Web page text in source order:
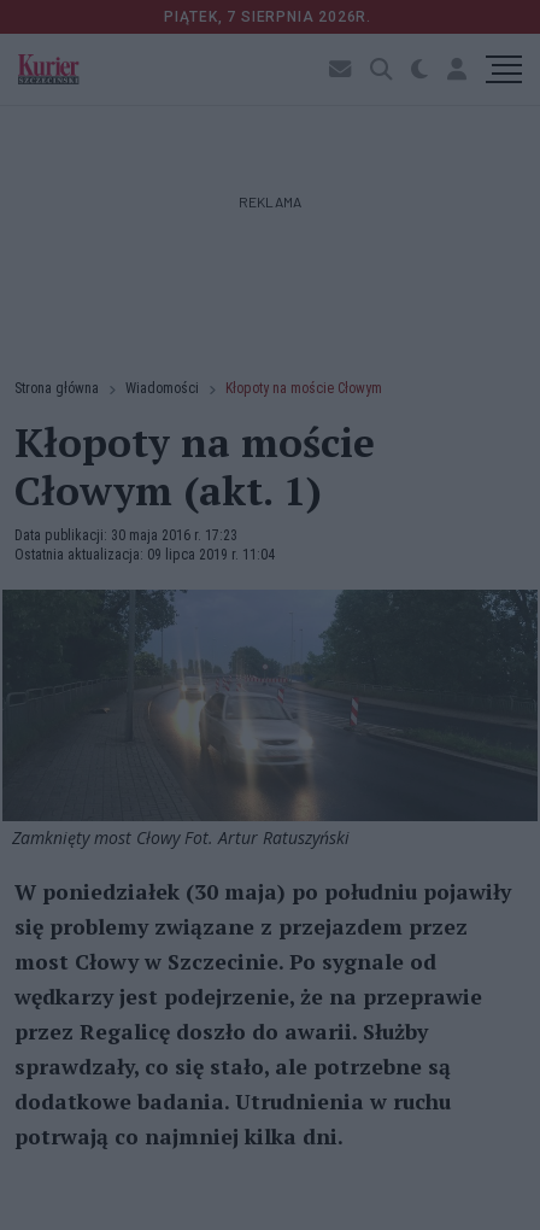
PIĄTEK, 7 SIERPNIA 2026R.
REKLAMA
Strona główna Wiadomości Kłopoty na moście Cłowym
Kłopoty na moście
Cłowym (akt. 1)
Data publikacji: 30 maja 2016 r. 17:23
Ostatnia aktualizacja: 09 lipca 2019 r. 11:04
Zamknięty most Cłowy Fot. Artur Ratuszyński
W poniedziałek (30 maja) po południu pojawiły
się problemy związane z przejazdem przez
most Cłowy w Szczecinie. Po sygnale od
wędkarzy jest podejrzenie, że na przeprawie
przez Regalicę doszło do awarii. Służby
sprawdzały, co się stało, ale potrzebne są
dodatkowe badania. Utrudnienia w ruchu
potrwają co najmniej kilka dni.